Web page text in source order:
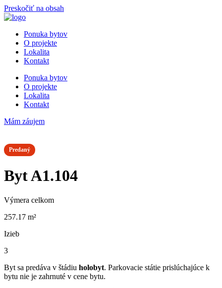
Preskočiť na obsah
Ponuka bytov
O projekte
Lokalita
Kontakt
Ponuka bytov
O projekte
Lokalita
Kontakt
Mám záujem
Predaný
Byt A1.104
Výmera celkom
257.17 m²
Izieb
3
Byt sa predáva v štádiu holobyt. Parkovacie státie prislúchajúce k
bytu nie je zahrnuté v cene bytu.